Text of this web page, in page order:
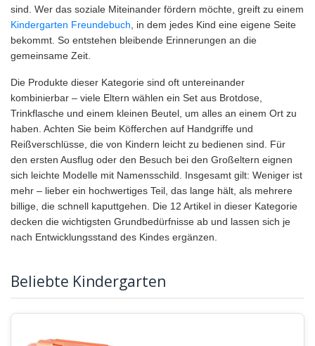
sind. Wer das soziale Miteinander fördern möchte, greift zu einem
Kindergarten Freundebuch , in dem jedes Kind eine eigene Seite
bekommt. So entstehen bleibende Erinnerungen an die
gemeinsame Zeit.
Die Produkte dieser Kategorie sind oft untereinander
kombinierbar – viele Eltern wählen ein Set aus Brotdose,
Trinkflasche und einem kleinen Beutel, um alles an einem Ort zu
haben. Achten Sie beim Köfferchen auf Handgriffe und
Reißverschlüsse, die von Kindern leicht zu bedienen sind. Für
den ersten Ausflug oder den Besuch bei den Großeltern eignen
sich leichte Modelle mit Namensschild. Insgesamt gilt: Weniger ist
mehr – lieber ein hochwertiges Teil, das lange hält, als mehrere
billige, die schnell kaputtgehen. Die 12 Artikel in dieser Kategorie
decken die wichtigsten Grundbedürfnisse ab und lassen sich je
nach Entwicklungsstand des Kindes ergänzen.
Beliebte Kindergarten